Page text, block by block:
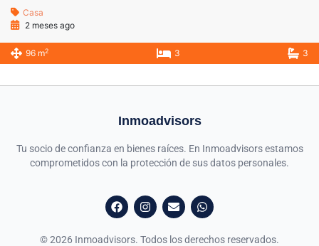
Casa
2 meses ago
96 m2 3 3
Inmoadvisors
Tu socio de confianza en bienes raíces. En Inmoadvisors estamos
comprometidos con la protección de sus datos personales.
© 2026 Inmoadvisors. Todos los derechos reservados.